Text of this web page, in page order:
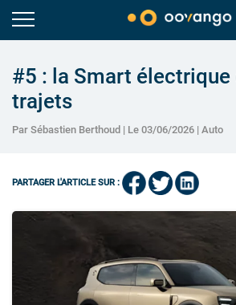
#5 : la Smart électrique
trajets
Par Sébastien Berthoud | Le 03/06/2026 | Auto
PARTAGER L'ARTICLE SUR :